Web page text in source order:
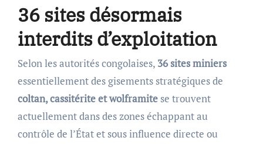
36 sites désormais
interdits d’exploitation
Selon les autorités congolaises, 36 sites miniers
essentiellement des gisements stratégiques de
coltan, cassitérite et wolframitese trouvent
actuellement dans des zones échappant au
contrôle de l’État et sous influence directe ou